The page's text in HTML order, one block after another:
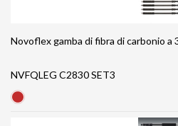
Novoflex gamba di fibra di carbonio a
NVFQLEG C2830 SET3